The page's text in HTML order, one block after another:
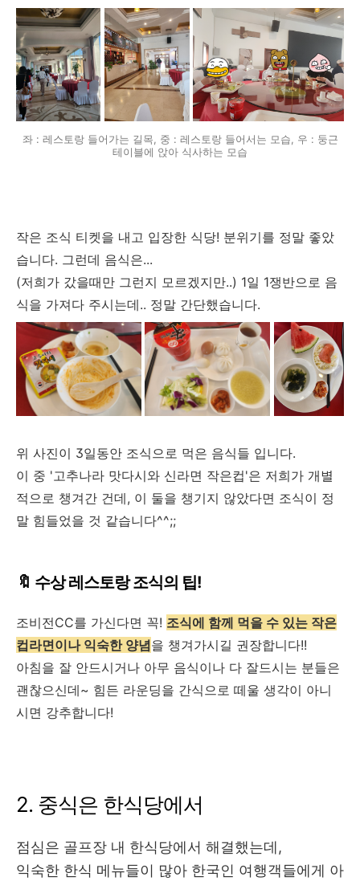
좌 : 레스토랑 들어가는 길목, 중 : 레스토랑 들어서는 모습, 우 : 둥근
테이블에 앉아 식사하는 모습
작은 조식 티켓을 내고 입장한 식당! 분위기를 정말 좋았
습니다. 그런데 음식은...
(저희가 갔을때만 그런지 모르겠지만..) 1일 1쟁반으로 음
식을 가져다 주시는데.. 정말 간단했습니다.
위 사진이 3일동안 조식으로 먹은 음식들 입니다.
이 중 '고추나라 맛다시와 신라면 작은컵'은 저희가 개별
적으로 챙겨간 건데, 이 둘을 챙기지 않았다면 조식이 정
말 힘들었을 것 같습니다^^;;
🔖 수상 레스토랑 조식의 팁!
조비전CC를 가신다면 꼭! 조식에 함께 먹을 수 있는 작은
컵라면이나 익숙한 양념을 챙겨가시길 권장합니다!!
아침을 잘 안드시거나 아무 음식이나 다 잘드시는 분들은
괜찮으신데~ 힘든 라운딩을 간식으로 떼울 생각이 아니
시면 강추합니다!
2. 중식은 한식당에서
점심은 골프장 내 한식당에서 해결했는데,
익숙한 한식 메뉴들이 많아 한국인 여행객들에게 아